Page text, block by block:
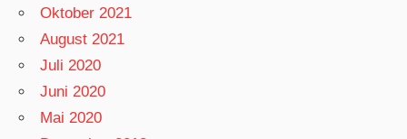
Oktober 2021
August 2021
Juli 2020
Juni 2020
Mai 2020